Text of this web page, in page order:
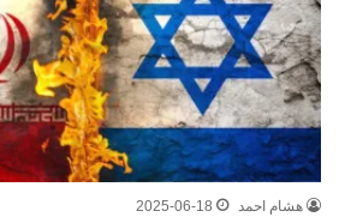
هشام احمد 2025-06-18